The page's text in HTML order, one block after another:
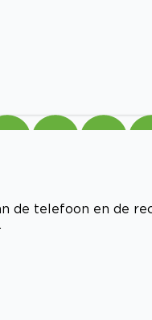
de telefoon en de